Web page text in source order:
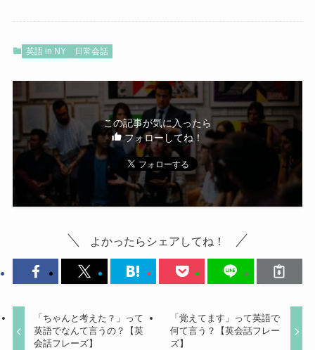
英語 in NY 日常会話
この記事が気に入ったら
フォローしてね！
よかったらシェアしてね！
「ちゃんと考えた？」って
英語でなんて言うの？【英
会話フレーズ】
「覚えてます」って英語で
何て言う？【英会話フレー
ズ】